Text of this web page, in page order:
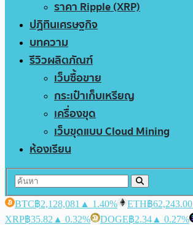
ราคา Ripple (XRP)
ปฏิทินเศรษฐกิจ
บทความ
รีวิวผลิตภัณฑ์
เว็บซื้อขาย
กระเป๋าเก็บเหรียญ
เครื่องขุด
เว็บขุดแบบ Cloud Mining
ห้องเรียน
BTC฿2,128,081 ▲ 1.40% ETH฿62,243.00
XRP฿35.82 ▲ 0.32% DOGE฿2.34 ▲ 0.27%